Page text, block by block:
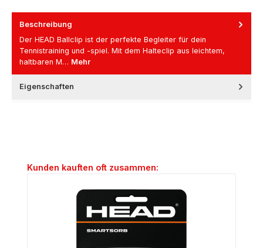
Beschreibung
Der HEAD Ballclip ist der perfekte Begleiter für dein
Tennistraining und -spiel. Mit dem Halteclip aus leichtem,
haltbaren M… Mehr
Eigenschaften
Produktgalerie überspringen
Kunden kauften oft zusammen: